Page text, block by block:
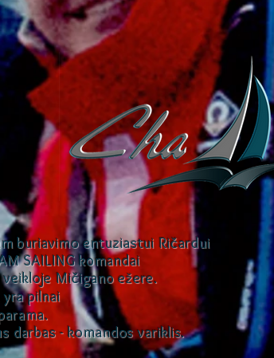
buriavimo entuziastui Ričardui
SAILING komandai
Mičigano ežere.
pilnai
darbas - komandos variklis.